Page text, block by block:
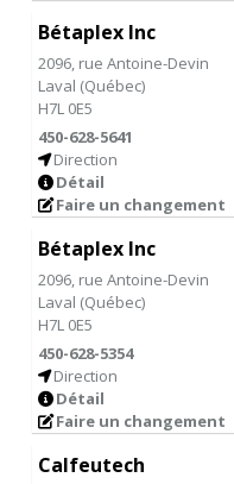
Bétaplex Inc
2096, rue Antoine-Devin
Laval (Québec)
H7L 0E5
450-628-5641
Direction
Détail
Faire un changement
Bétaplex Inc
2096, rue Antoine-Devin
Laval (Québec)
H7L 0E5
450-628-5354
Direction
Détail
Faire un changement
Calfeutech